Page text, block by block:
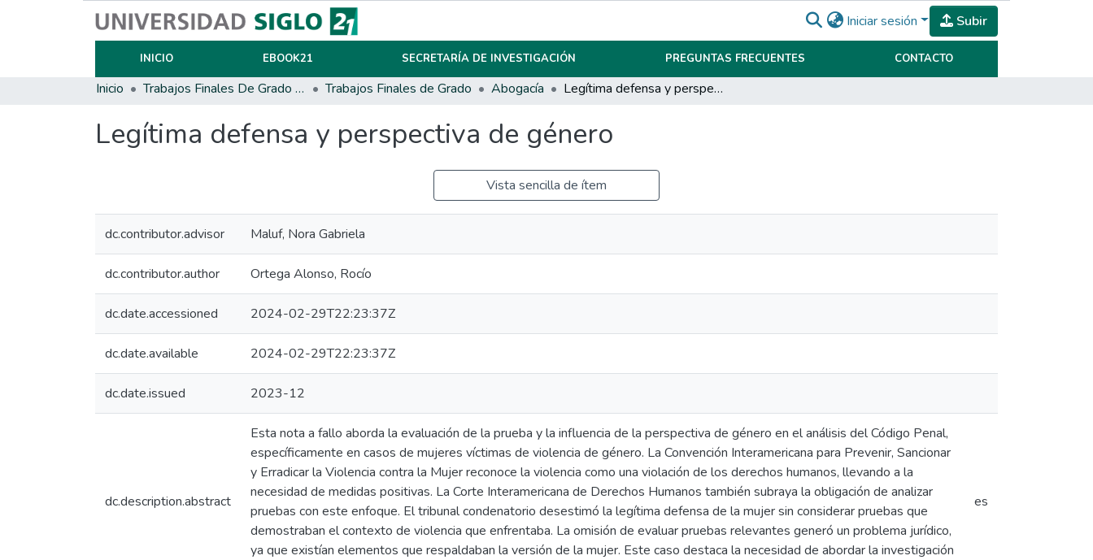
Iniciar sesión Subir
INICIO EBOOK21 SECRETARÍA DE INVESTIGACIÓN PREGUNTAS FRECUENTES CONTACTO
Inicio Trabajos Finales De Grado Y Posgrado Trabajos Finales de Grado Abogacía Legítima defensa y perspectiva de género
Legítima defensa y perspectiva de género
Vista sencilla de ítem
dc.contributor.advisor Maluf, Nora Gabriela
dc.contributor.author Ortega Alonso, Rocío
dc.date.accessioned 2024-02-29T22:23:37Z
dc.date.available 2024-02-29T22:23:37Z
dc.date.issued 2023-12
dc.description.abstract
Esta nota a fallo aborda la evaluación de la prueba y la influencia de la perspectiva de género en el análisis del Código Penal,
específicamente en casos de mujeres víctimas de violencia de género. La Convención Interamericana para Prevenir, Sancionar
y Erradicar la Violencia contra la Mujer reconoce la violencia como una violación de los derechos humanos, llevando a la
necesidad de medidas positivas. La Corte Interamericana de Derechos Humanos también subraya la obligación de analizar
pruebas con este enfoque. El tribunal condenatorio desestimó la legítima defensa de la mujer sin considerar pruebas que
demostraban el contexto de violencia que enfrentaba. La omisión de evaluar pruebas relevantes generó un problema jurídico,
ya que existían elementos que respaldaban la versión de la mujer. Este caso destaca la necesidad de abordar la investigación
es